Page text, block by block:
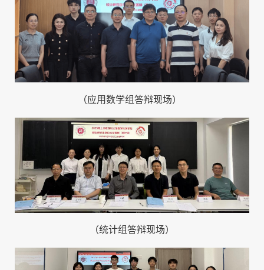
（应用数学组答辩现场）
（统计组答辩现场）